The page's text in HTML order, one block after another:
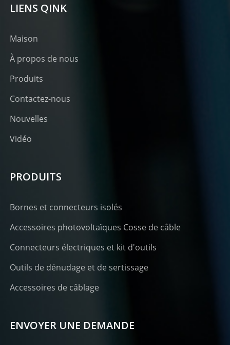
LIENS QINK
Maison
À propos de nous
Produits
Contactez-nous
Nouvelles
Vidéo
PRODUITS
Bornes et connecteurs isolés
Accessoires photovoltaïques Cosse de câble
Connecteurs électriques et kit d'outils
Outils de dénudage et de sertissage
Accessoires de câblage
ENVOYER UNE DEMANDE